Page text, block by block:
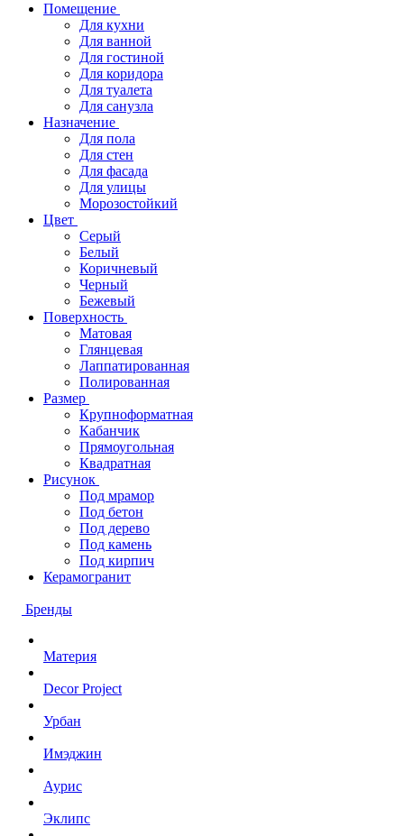
Помещение
Для кухни
Для ванной
Для гостиной
Для коридора
Для туалета
Для санузла
Назначение
Для пола
Для стен
Для фасада
Для улицы
Морозостойкий
Цвет
Серый
Белый
Коричневый
Черный
Бежевый
Поверхность
Матовая
Глянцевая
Лаппатированная
Полированная
Размер
Крупноформатная
Кабанчик
Прямоугольная
Квадратная
Рисунок
Под мрамор
Под бетон
Под дерево
Под камень
Под кирпич
Керамогранит
Бренды
Материя
Decor Project
Урбан
Имэджин
Аурис
Эклипс